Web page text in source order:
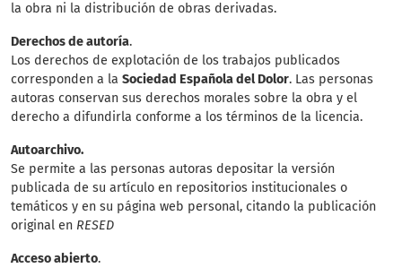
la obra ni la distribución de obras derivadas.
Derechos de autoría.
Los derechos de explotación de los trabajos publicados
corresponden a la Sociedad Española del Dolor. Las personas
autoras conservan sus derechos morales sobre la obra y el
derecho a difundirla conforme a los términos de la licencia.
Autoarchivo.
Se permite a las personas autoras depositar la versión
publicada de su artículo en repositorios institucionales o
temáticos y en su página web personal, citando la publicación
original en RESED
Acceso abierto.